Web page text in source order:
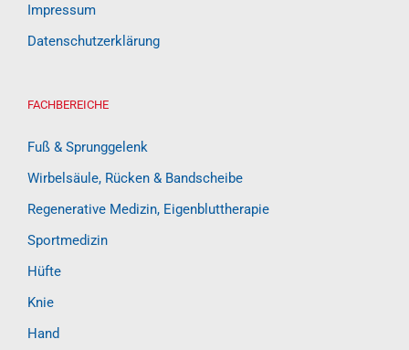
Impressum
Datenschutzerklärung
FACHBEREICHE
Fuß & Sprunggelenk
Wirbelsäule, Rücken & Bandscheibe
Regenerative Medizin, Eigenbluttherapie
Sportmedizin
Hüfte
Knie
Hand